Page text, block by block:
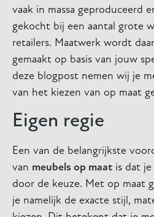
vaak in massa geproduceerd
gekocht bij een aantal grote
retailers. Maatwerk wordt
gemaakt op basis van jouw
deze blogpost nemen wij je
van het kiezen van op maat
Eigen regie
Een van de belangrijkste
van meubels op maat is dat
door de keuze. Met op maat
je namelijk de exacte stijl,